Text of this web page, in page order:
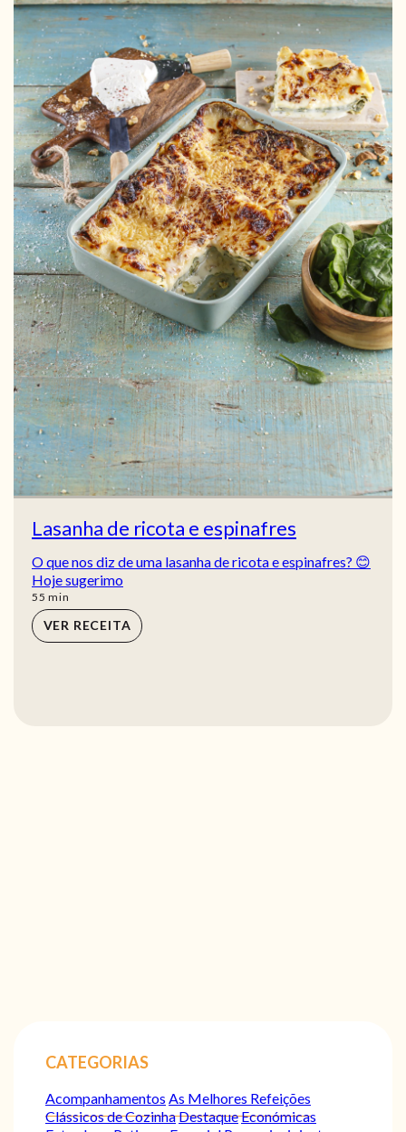
Lasanha de ricota e espinafres
O que nos diz de uma lasanha de ricota e espinafres? 😊
Hoje sugerimo
55 min
min
VER RECEITA
CATEGORIAS
Acompanhamentos As Melhores Refeições
Clássicos de CozinhaDestaqueEconómicas